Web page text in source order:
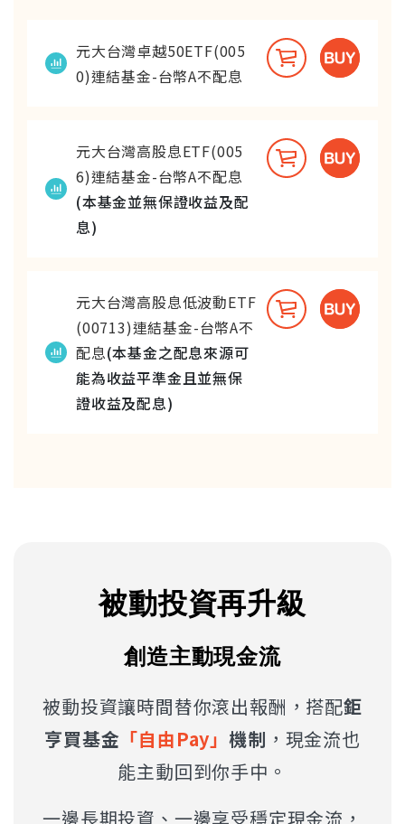
元大台灣卓越50ETF(005
0)連結基金-台幣A不配息
元大台灣高股息ETF(005
6)連結基金-台幣A不配息
(本基金並無保證收益及配
息)
元大台灣高股息低波動ETF
(00713)連結基金-台幣A不
配息(本基金之配息來源可
能為收益平準金且並無保
證收益及配息)
被動投資再升級
創造主動現金流
被動投資讓時間替你滾出報酬，搭配鉅
亨買基金 「自由Pay」機制 ，現金流也
能主動回到你手中。
一邊長期投資、一邊享受穩定現金流，